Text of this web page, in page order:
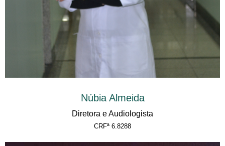
Núbia Almeida
Diretora e Audiologista
CRFª 6.8288